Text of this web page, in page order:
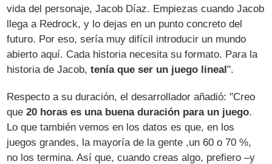
vida del personaje, Jacob Díaz. Empiezas cuando Jacob
llega a Redrock, y lo dejas en un punto concreto del
futuro. Por eso, sería muy difícil introducir un mundo
abierto aquí. Cada historia necesita su formato. Para la
historia de Jacob,tenía que ser un juego lineal".
Respecto a su duración, el desarrollador añadió: "Creo
que20 horas es una buena duración para un juego.
Lo que también vemos en los datos es que, en los
juegos grandes, la mayoría de la gente ,un 60 o 70 %,
no los termina. Así que, cuando creas algo, prefiero –y